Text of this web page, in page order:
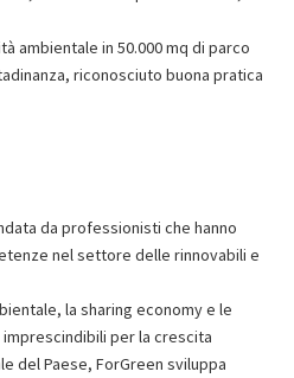
ambientale in 50.000 mq di parco
riconosciuto buona pratica
da professionisti che hanno
nel settore delle rinnovabili e
la sharing economy e le
per la crescita
del Paese, ForGreen sviluppa